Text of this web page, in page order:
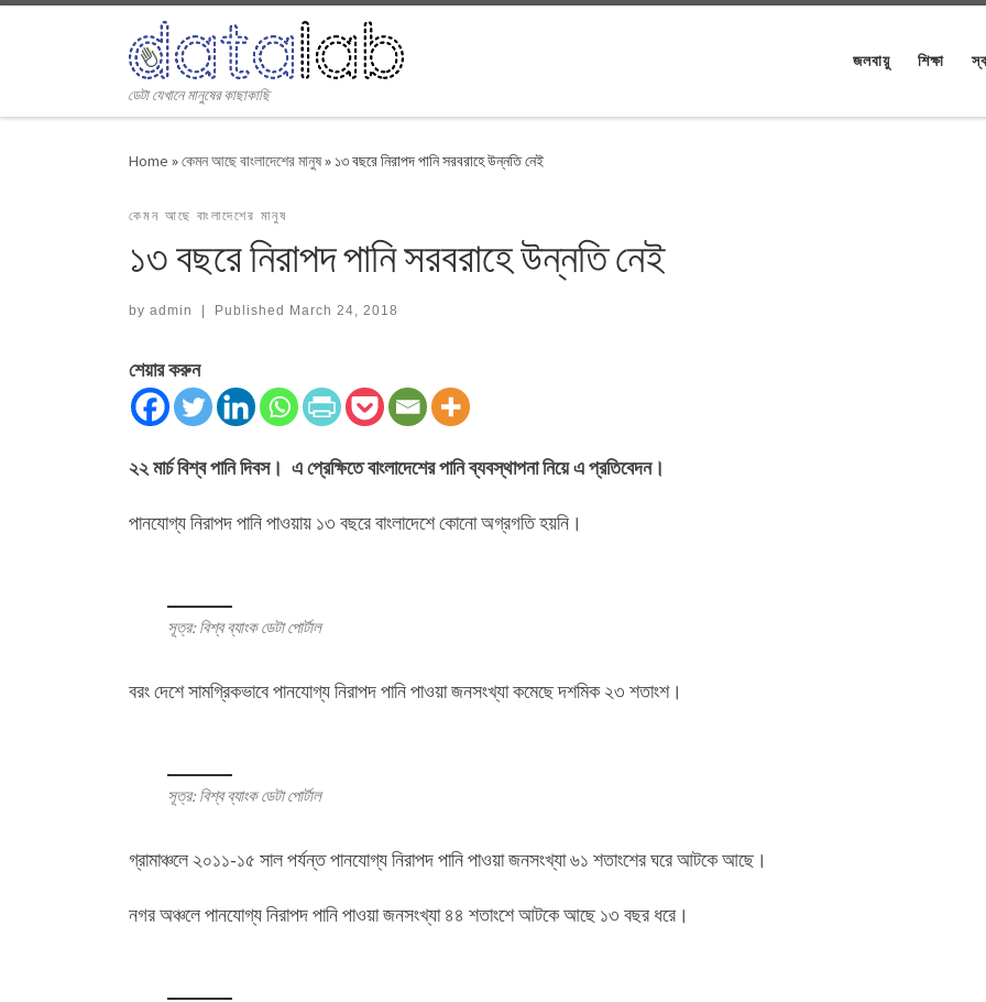
ডেটা যেখানে মানুষের কাছাকাছি
জলবায়ু শিক্ষা
Home »কেমন আছে বাংলাদেশের মানুষ» ১৩ বছরে নিরাপদ পানি সরবরাহে উন্নতি নেই
কেমন আছে বাংলাদেশের মানুষ
১৩ বছরে নিরাপদ পানি সরবরাহে উন্নতি নেই
by admin | Published March 24, 2018
শেয়ার করুন
২২ মার্চ বিশ্ব পানি দিবস। এ প্রেক্ষিতে বাংলাদেশের পানি ব্যবস্থাপনা নিয়ে এ প্রতিবেদন।
পানযোগ্য নিরাপদ পানি পাওয়ায় ১৩ বছরে বাংলাদেশে কোনো অগ্রগতি হয়নি।
সূত্র: বিশ্ব ব্যাংক ডেটা পোর্টাল
বরং দেশে সামগ্রিকভাবে পানযোগ্য নিরাপদ পানি পাওয়া জনসংখ্যা কমেছে দশমিক ২৩ শতাংশ।
সূত্র: বিশ্ব ব্যাংক ডেটা পোর্টাল
গ্রামাঞ্চলে ২০১১-১৫ সাল পর্যন্ত পানযোগ্য নিরাপদ পানি পাওয়া জনসংখ্যা ৬১ শতাংশের ঘরে আটকে আছে।
নগর অঞ্চলে পানযোগ্য নিরাপদ পানি পাওয়া জনসংখ্যা ৪৪ শতাংশে আটকে আছে ১৩ বছর ধরে।